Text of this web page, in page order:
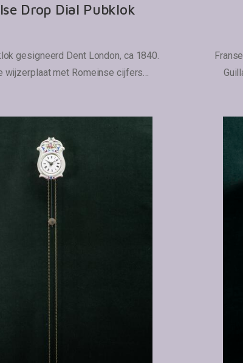
Drop Dial Pubklok
gesigneerd Dent London, ca 1840.
wijzerplaat met Romeinse cijfers…